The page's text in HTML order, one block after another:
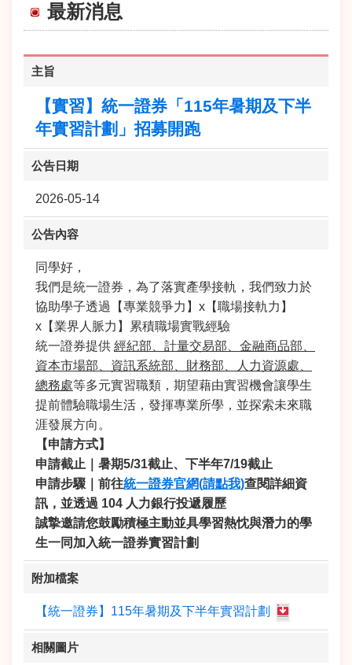
最新消息
主旨
【實習】統一證券「115年暑期及下半
年實習計劃」招募開跑
公告日期
2026-05-14
公告內容
同學好，
我們是統一證券，為了落實產學接軌，我們致力於
協助學子透過【專業競爭力】x【職場接軌力】
x【業界人脈力】累積職場實戰經驗
統一證券提供 經紀部、計量交易部、金融商品部、
資本市場部、資訊系統部、財務部、人力資源處、
總務處等多元實習職類，期望藉由實習機會讓學生
提前體驗職場生活，發揮專業所學，並探索未來職
涯發展方向。
【申請方式】
申請截止｜暑期5/31截止、下半年7/19截止
申請步驟｜前往統一證券官網(請點我)查閱詳細資
訊，並透過 104 人力銀行投遞履歷
誠摯邀請您鼓勵積極主動並具學習熱忱與潛力的學
生一同加入統一證券實習計劃
附加檔案
【統一證券】115年暑期及下半年實習計劃
相關圖片